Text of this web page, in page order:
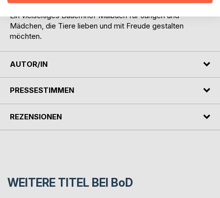
Ein vielseitiges Bauernhof Malbuch für Jungen und
Mädchen, die Tiere lieben und mit Freude gestalten
möchten.
AUTOR/IN
PRESSESTIMMEN
REZENSIONEN
WEITERE TITEL BEI BoD